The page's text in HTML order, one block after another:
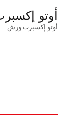
أوتو
أوتو إكسبرت ورش